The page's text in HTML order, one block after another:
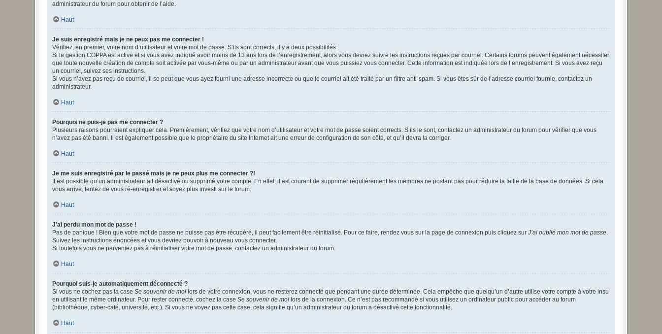
administrateur du forum pour obtenir de l’aide.
Haut
Je suis enregistré mais je ne peux pas me connecter !
Vérifiez, en premier, votre nom d’utilisateur et votre mot de passe. S’ils sont corrects, il y a deux possibilités :
Si la gestion COPPA est active et si vous avez indiqué avoir moins de 13 ans lors de l’enregistrement, alors vous devrez suivre les instructions reçues par courriel. Certains forums peuvent également nécessiter
que toute nouvelle création de compte soit activée par vous-même ou par un administrateur avant que vous puissiez vous connecter. Cette information est indiquée lors de l’enregistrement. Si vous avez reçu
un courriel, suivez ses instructions.
Si vous n’avez pas reçu de courriel, il se peut que vous ayez fourni une adresse incorrecte ou que le courriel ait été traité par un filtre anti-spam. Si vous êtes sûr de l’adresse courriel fournie, contactez un
administrateur.
Haut
Pourquoi ne puis-je pas me connecter ?
Plusieurs raisons pourraient expliquer cela. Premièrement, vérifiez que votre nom d’utilisateur et votre mot de passe soient corrects. S’ils le sont, contactez un administrateur du forum pour vérifier que vous
n’avez pas été banni. Il est également possible que le propriétaire du site Internet ait une erreur de configuration de son côté, et qu’il devra la corriger.
Haut
Je me suis enregistré par le passé mais je ne peux plus me connecter ?!
Il est possible qu’un administrateur ait désactivé ou supprimé votre compte. En effet, il est courant de supprimer régulièrement les membres ne postant pas pour réduire la taille de la base de données. Si cela
vous arrive, tentez de vous ré-enregistrer et soyez plus investi sur le forum.
Haut
J’ai perdu mon mot de passe !
Pas de panique ! Bien que votre mot de passe ne puisse pas être récupéré, il peut facilement être réinitialisé. Pour ce faire, rendez vous sur la page de connexion puis cliquez sur J’ai oublié mon mot de passe.
Suivez les instructions énoncées et vous devriez pouvoir à nouveau vous connecter.
Si toutefois vous ne parveniez pas à réinitialiser votre mot de passe, contactez un administrateur du forum.
Haut
Pourquoi suis-je automatiquement déconnecté ?
Si vous ne cochez pas la case Se souvenir de moi lors de votre connexion, vous ne resterez connecté que pendant une durée déterminée. Cela empêche que quelqu’un d’autre utilise votre compte à votre insu
en utilisant le même ordinateur. Pour rester connecté, cochez la case Se souvenir de moi lors de la connexion. Ce n’est pas recommandé si vous utilisez un ordinateur public pour accéder au forum
(bibliothèque, cyber-café, université, etc.). Si vous ne voyez pas cette case, cela signifie qu’un administrateur du forum a désactivé cette fonctionnalité.
Haut